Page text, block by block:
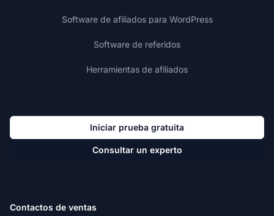
Software de afiliados para WordPress
Software de referidos
Herramientas de afiliados
Iniciar prueba gratuita
Consultar un experto
Contactos de ventas